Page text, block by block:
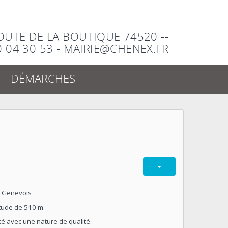
DE LA BOUTIQUE 74520 --
30 53 - MAIRIE@CHENEX.FR
DÉMARCHES
de 510 m.
avec une nature de qualité.